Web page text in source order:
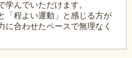
学んでいただけます。
「程よい運動」と感じる方が
に合わせたペースで無理なく